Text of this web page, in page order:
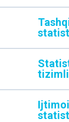
tizimli